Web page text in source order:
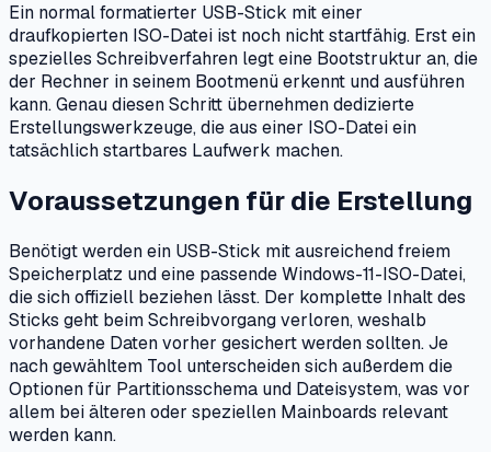
Ein normal formatierter USB-Stick mit einer
draufkopierten ISO-Datei ist noch nicht startfähig. Erst ein
spezielles Schreibverfahren legt eine Bootstruktur an, die
der Rechner in seinem Bootmenü erkennt und ausführen
kann. Genau diesen Schritt übernehmen dedizierte
Erstellungswerkzeuge, die aus einer ISO-Datei ein
tatsächlich startbares Laufwerk machen.
Voraussetzungen für die Erstellung
Benötigt werden ein USB-Stick mit ausreichend freiem
Speicherplatz und eine passende Windows-11-ISO-Datei,
die sich offiziell beziehen lässt. Der komplette Inhalt des
Sticks geht beim Schreibvorgang verloren, weshalb
vorhandene Daten vorher gesichert werden sollten. Je
nach gewähltem Tool unterscheiden sich außerdem die
Optionen für Partitionsschema und Dateisystem, was vor
allem bei älteren oder speziellen Mainboards relevant
werden kann.